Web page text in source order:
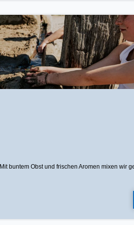
buntem Obst und frischen Aromen mixen wir